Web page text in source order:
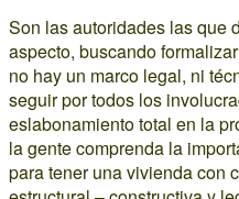
Son las autoridades las que
aspecto, buscando
no hay un marco legal, ni
seguir por todos los
eslabonamiento total en la
la gente comprenda la
para tener una vivienda con